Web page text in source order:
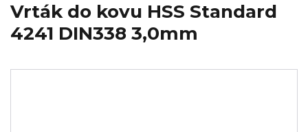
Vrták do kovu HSS Standard
4241 DIN338 3,0mm